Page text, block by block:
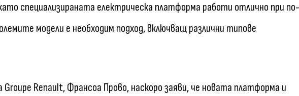
специализираната електрическа платформа работи отлично при по-
модели е необходим подход, включващ различни типове
Renault, Франсоа Прово, наскоро заяви, че новата платформа и